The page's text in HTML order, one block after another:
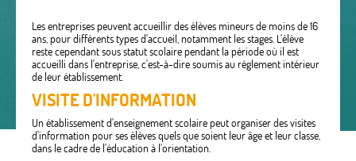
Les entreprises peuvent accueillir des élèves mineurs de moins de 16
ans, pour différents types d'accueil, notamment les stages. L'élève
reste cependant sous statut scolaire pendant la période où il est
accueilli dans l'entreprise, c'est-à-dire soumis au règlement intérieur
de leur établissement.
VISITE D'INFORMATION
Un établissement d'enseignement scolaire peut organiser des visites
d'information pour ses élèves quels que soient leur âge et leur classe,
dans le cadre de l'éducation à l'orientation.